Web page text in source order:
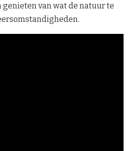
van wat de natuur te